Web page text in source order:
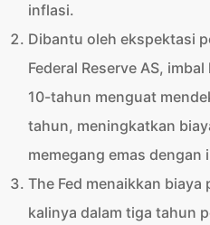
inflasi.
Dibantu oleh ekspektasi
Federal Reserve AS,
10-tahun menguat
tahun, meningkatkan
memegang emas dengan
The Fed menaikkan
kalinya dalam tiga tahun